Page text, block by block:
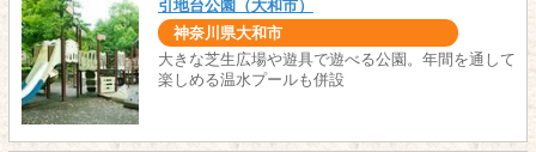
引地台公園（大和市）
神奈川県大和市
大きな芝生広場や遊具で遊べる公園。年間を通して
楽しめる温水プールも併設